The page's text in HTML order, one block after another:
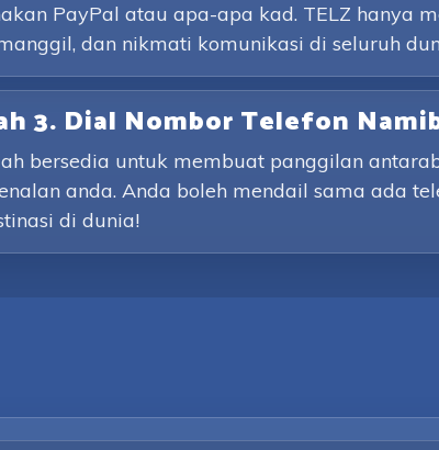
PayPal atau apa-apa kad. TELZ hanya
dan nikmati komunikasi di seluruh
3. Dial Nombor Telefon
bersedia untuk membuat panggilan
anda. Anda boleh mendail sama ada
di dunia!